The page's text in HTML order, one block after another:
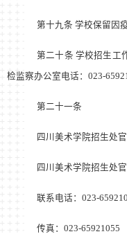
第十九条 学校保留因
第二十条 学校招生工
检监察办公室电话：023-
第二十一条
四川美术学院招生处
四川美术学院招生处
联系电话：023-
传真：023-65921055